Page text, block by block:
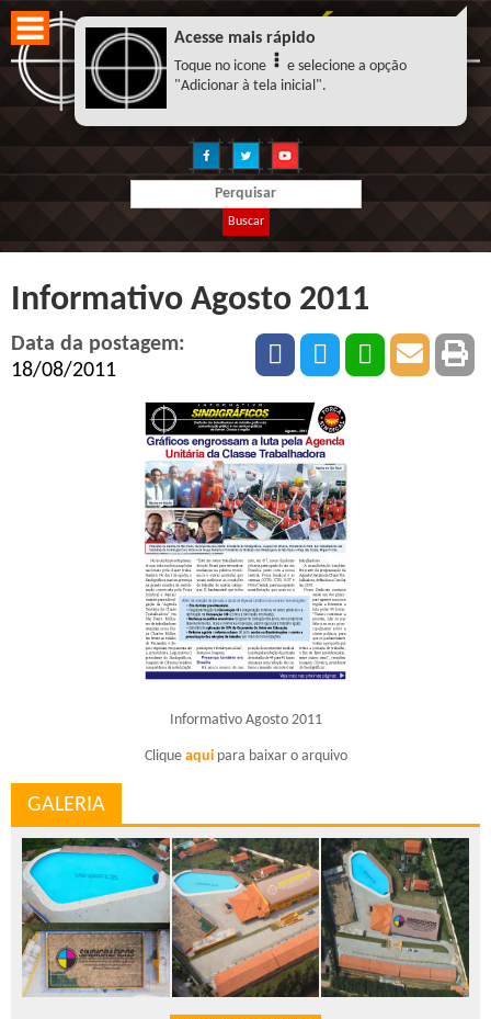
Buscar
Informativo Agosto 2011
Data da postagem:
18/08/2011
Informativo Agosto 2011
Clique aquipara baixar o arquivo
GALERIA
Acesse mais rápido
Toque no icone
e selecione a opção
"Adicionar à tela inicial".